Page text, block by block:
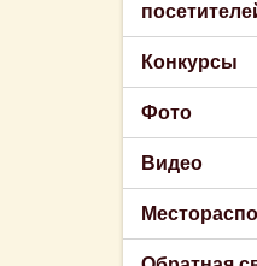
Конкурсы
Фото
Видео